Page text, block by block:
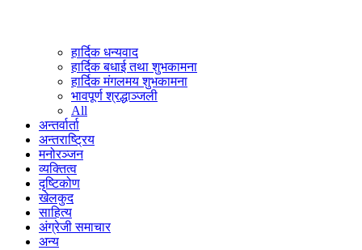
हार्दिक धन्यवाद
हार्दिक बधाई तथा शुभकामना
हार्दिक मंगलमय शुभकामना
भावपूर्ण श्रद्धाञ्जली
All
अन्तर्वार्ता
अन्तराष्ट्रिय
मनोरञ्जन
व्यक्तित्व
दृष्टिकोण
खेलकुद
साहित्य
अंग्रेजी समाचार
अन्य